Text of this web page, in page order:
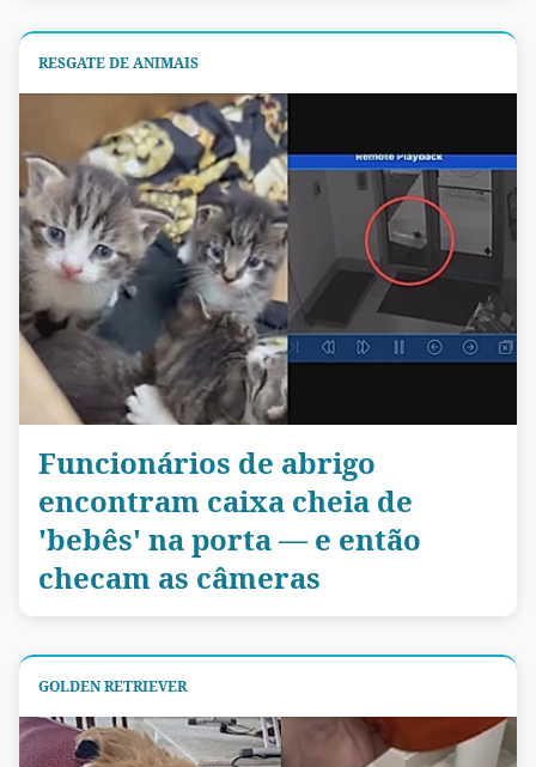
RESGATE DE ANIMAIS
Funcionários de abrigo
encontram caixa cheia de
'bebês' na porta — e então
checam as câmeras
GOLDEN RETRIEVER